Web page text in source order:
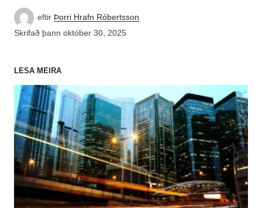
eftir Þorri Hrafn Róbertsson
Skrifað þann október 30, 2025
LESA MEIRA